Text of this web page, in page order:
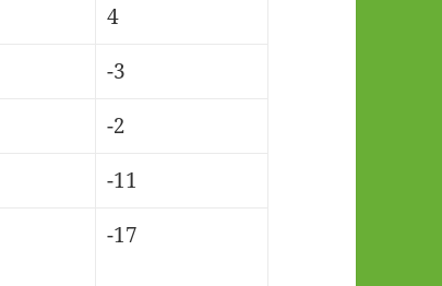
4
-3
-2
-11
-17